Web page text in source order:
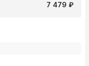
7 479 ₽